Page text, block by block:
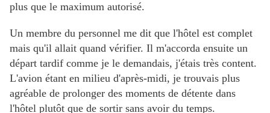
plus que le maximum autorisé.
Un membre du personnel me dit que l'hôtel est complet
mais qu'il allait quand vérifier. Il m'accorda ensuite un
départ tardif comme je le demandais, j'étais très content.
L'avion étant en milieu d'après-midi, je trouvais plus
agréable de prolonger des moments de détente dans
l'hôtel plutôt que de sortir sans avoir du temps.